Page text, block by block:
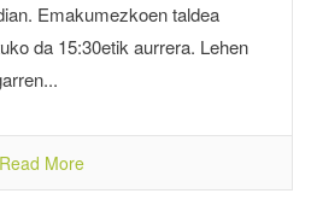
Emakumezkoen taldea
da 15:30etik aurrera. Lehen
Read More